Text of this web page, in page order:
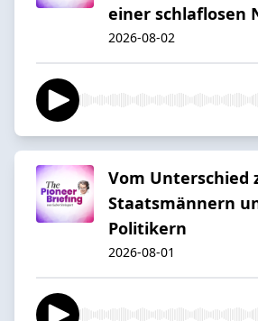
einer schlaflosen
2026-08-02
Vom Unterschied
Staatsmännern
Politikern
2026-08-01